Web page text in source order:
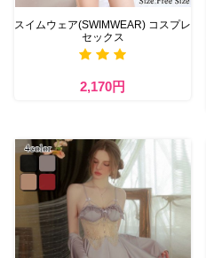
スイムウェア(SWIMWEAR) コスプレ
セックス
2,170円